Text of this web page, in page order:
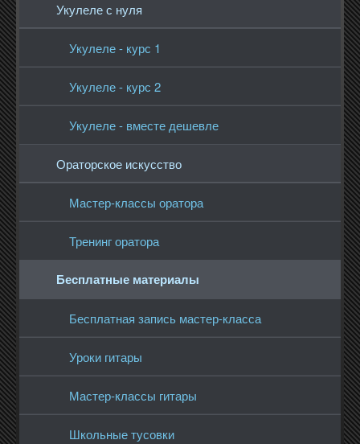
Укулеле с нуля
Укулеле - курс 1
Укулеле - курс 2
Укулеле - вместе дешевле
Ораторское искусство
Мастер-классы оратора
Тренинг оратора
Бесплатные материалы
Бесплатная запись мастер-класса
Уроки гитары
Мастер-классы гитары
Школьные тусовки